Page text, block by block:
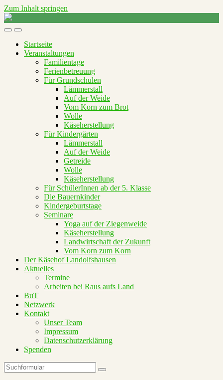
Zum Inhalt springen
Raus
aufs
Mobil-
umschalten
Suchfeld
umschalten
Startseite
Veranstaltungen
Familientage
Ferienbetreuung
Für Grundschulen
Lämmerstall
Auf der Weide
Vom Korn zum Brot
Wolle
Käseherstellung
Für Kindergärten
Lämmerstall
Auf der Weide
Getreide
Wolle
Käseherstellung
Für SchülerInnen ab der 5. Klasse
Die Bauernkinder
Kindergeburtstage
Seminare
Yoga auf der Ziegenweide
Käseherstellung
Landwirtschaft der Zukunft
Vom Korn zum Korn
Der Käsehof Landolfshausen
Aktuelles
Termine
Arbeiten bei Raus aufs Land
BuT
Netzwerk
Kontakt
Unser Team
Impressum
Datenschutzerklärung
Spenden
Suchen